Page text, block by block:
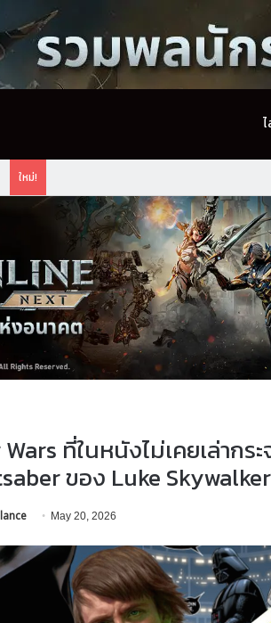
ใหม่!
Wars ที่ในหนังไม่เคยเล่ากร
ของ Luke
May 20, 2026